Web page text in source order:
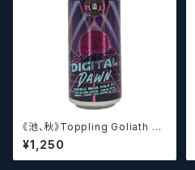
《池、秋》Toppling Goliath Di
gital Dawn / トップリング ゴラ
イアス デジタル ドーン【クラフト
ビール】
¥1,250